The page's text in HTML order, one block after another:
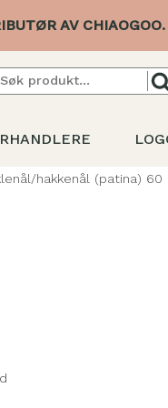
AV CHIAOGOO.
hakkenål (patina) 60